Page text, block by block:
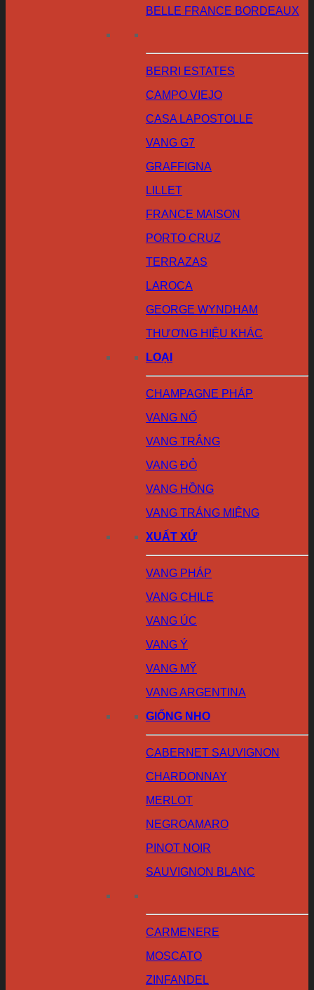
BELLE FRANCE BORDEAUX
BERRI ESTATES
CAMPO VIEJO
CASA LAPOSTOLLE
VANG G7
GRAFFIGNA
LILLET
FRANCE MAISON
PORTO CRUZ
TERRAZAS
LAROCA
GEORGE WYNDHAM
THƯƠNG HIỆU KHÁC
LOẠI
CHAMPAGNE PHÁP
VANG NỔ
VANG TRẮNG
VANG ĐỎ
VANG HỒNG
VANG TRÁNG MIỆNG
XUẤT XỨ
VANG PHÁP
VANG CHILE
VANG ÚC
VANG Ý
VANG MỸ
VANG ARGENTINA
GIỐNG NHO
CABERNET SAUVIGNON
CHARDONNAY
MERLOT
NEGROAMARO
PINOT NOIR
SAUVIGNON BLANC
CARMENERE
MOSCATO
ZINFANDEL